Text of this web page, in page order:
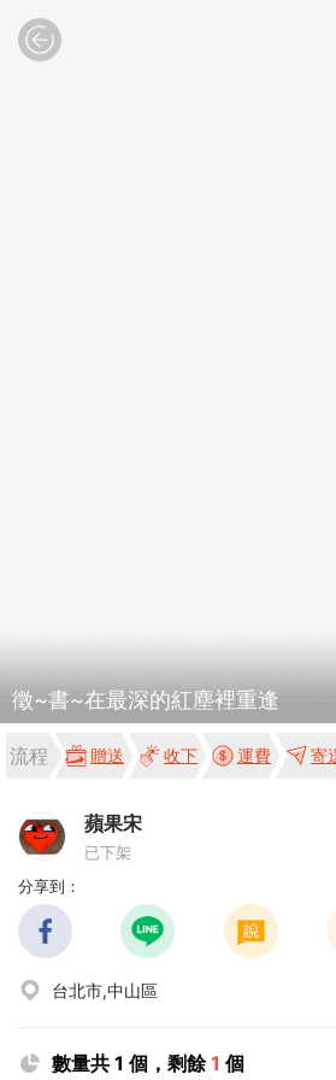
徵~書~在最深的紅塵裡重逢
流程 贈送 收下 運費 寄
蘋果宋
已下架
分享到：
台北市,中山區
數量共 1 個，剩餘1 個